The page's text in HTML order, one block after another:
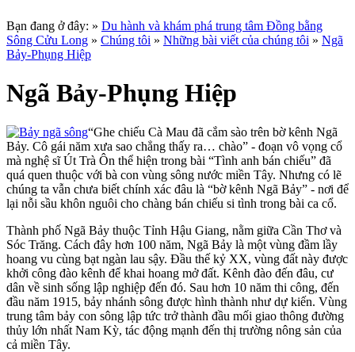
Bạn đang ở đây: » Du hành và khám phá trung tâm Đồng bằng
Sông Cửu Long » Chúng tôi » Những bài viết của chúng tôi » Ngã
Bảy-Phụng Hiệp
Ngã Bảy-Phụng Hiệp
“Ghe chiếu Cà Mau đã cắm sào trên bờ kênh Ngã
Bảy. Cô gái năm xưa sao chẳng thấy ra… chào” - đoạn vô vọng cổ
mà nghệ sĩ Út Trà Ôn thể hiện trong bài “Tình anh bán chiếu” đã
quá quen thuộc với bà con vùng sông nước miền Tây. Nhưng có lẽ
chúng ta vẫn chưa biết chính xác đâu là “bờ kênh Ngã Bảy” - nơi để
lại nỗi sầu khôn nguôi cho chàng bán chiếu si tình trong bài ca cổ.
Thành phố Ngã Bảy thuộc Tỉnh Hậu Giang, nằm giữa Cần Thơ và
Sóc Trăng. Cách đây hơn 100 năm, Ngã Bảy là một vùng đầm lầy
hoang vu cùng bạt ngàn lau sậy. Đầu thế kỷ XX, vùng đất này được
khởi công đào kênh để khai hoang mở đất. Kênh đào đến đâu, cư
dân về sinh sống lập nghiệp đến đó. Sau hơn 10 năm thi công, đến
đầu năm 1915, bảy nhánh sông được hình thành như dự kiến. Vùng
trung tâm bảy con sông lập tức trở thành đầu mối giao thông đường
thủy lớn nhất Nam Kỳ, tác động mạnh đến thị trường nông sản của
cả miền Tây.